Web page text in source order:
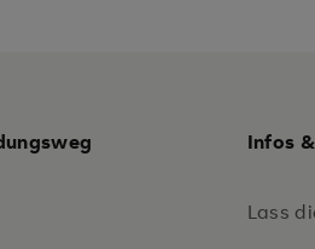
Infos
Lass